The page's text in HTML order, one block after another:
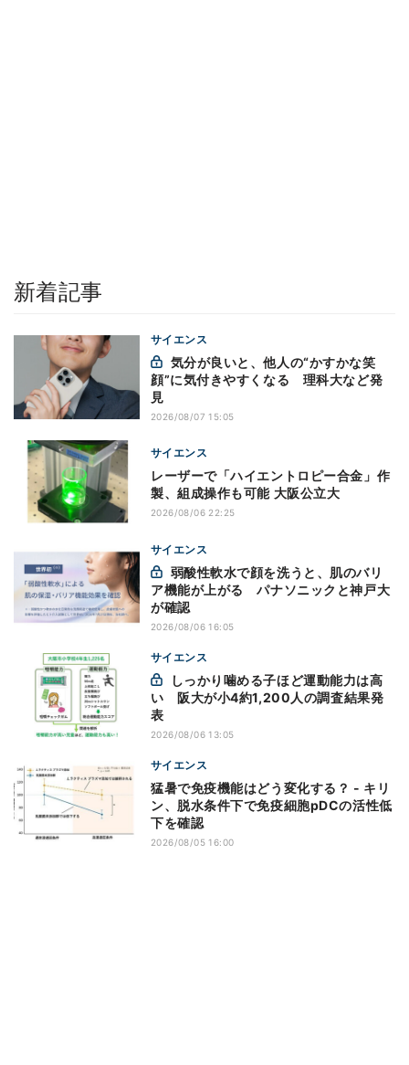
新着記事
サイエンス
顔”に気付きやすくなる 理科大など発
見
2026/08/07 15:05
サイエンス
レーザーで「ハイエントロピー合金」作
製、組成操作も可能 大阪公立大
2026/08/06 22:25
サイエンス
ア機能が上がる パナソニックと神戸大
が確認
2026/08/06 16:05
サイエンス
い 阪大が小4約1,200人の調査結果発
表
2026/08/06 13:05
サイエンス
猛暑で免疫機能はどう変化する？ - キリ
ン、脱水条件下で免疫細胞pDCの活性低
下を確認
2026/08/05 16:00